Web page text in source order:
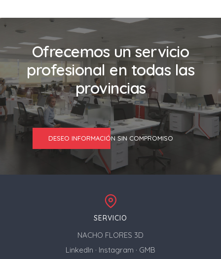
Ofrecemos un servicio
profesional en todas las
provincias
DESEO INFORMACIÓN SIN COMPROMISO
SERVICIO
NACHO FLORES 3D
LinkedIn · Instagram · GMB